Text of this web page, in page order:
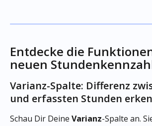
Entdecke die
neuen
Varianz-Spalte: Differenz
und erfassten Stunden
Schau Dir Deine Varianz-Spalte an.